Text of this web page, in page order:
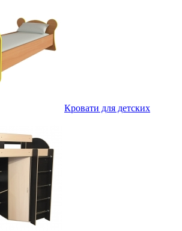
Кровати для детских